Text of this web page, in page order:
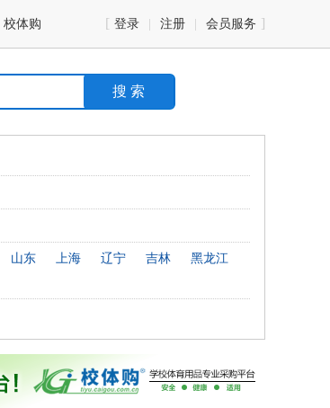
校体购 登录 注册 会员服务
搜 索
山东 上海 辽宁 吉林
黑龙江